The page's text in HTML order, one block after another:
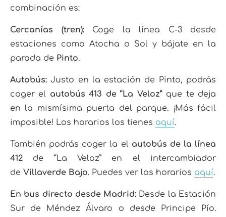
combinación es:
Cercanías (tren):Coge la línea C-3 desde
estaciones como Atocha o Sol y bájate en la
parada de Pinto.
Autobús: Justo en la estación de Pinto, podrás
coger el autobús 413 de “La Veloz”que te deja
en la mismísima puerta del parque. ¡Más fácil
imposible! Los horarios los tienes aquí.
También podrás coger la el autobús de la línea
412 de “La Veloz” en el intercambiador
de Villaverde Bajo. Puedes ver los horarios aquí.
En bus directo desde Madrid: Desde la Estación
Sur de Méndez Álvaro o desde Principe Pío.